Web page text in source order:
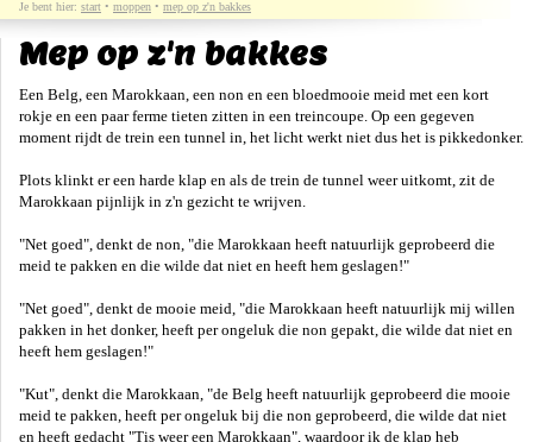
Je bent hier: start • moppen • mep op z'n bakkes
Mep op z'n bakkes
Een Belg, een Marokkaan, een non en een bloedmooie meid met een kort
rokje en een paar ferme tieten zitten in een treincoupe. Op een gegeven
moment rijdt de trein een tunnel in, het licht werkt niet dus het is pikkedonker.
Plots klinkt er een harde klap en als de trein de tunnel weer uitkomt, zit de
Marokkaan pijnlijk in z'n gezicht te wrijven.
"Net goed", denkt de non, "die Marokkaan heeft natuurlijk geprobeerd die
meid te pakken en die wilde dat niet en heeft hem geslagen!"
"Net goed", denkt de mooie meid, "die Marokkaan heeft natuurlijk mij willen
pakken in het donker, heeft per ongeluk die non gepakt, die wilde dat niet en
heeft hem geslagen!"
"Kut", denkt die Marokkaan, "de Belg heeft natuurlijk geprobeerd die mooie
meid te pakken, heeft per ongeluk bij die non geprobeerd, die wilde dat niet
en heeft gedacht "Tis weer een Marokkaan", waardoor ik de klap heb